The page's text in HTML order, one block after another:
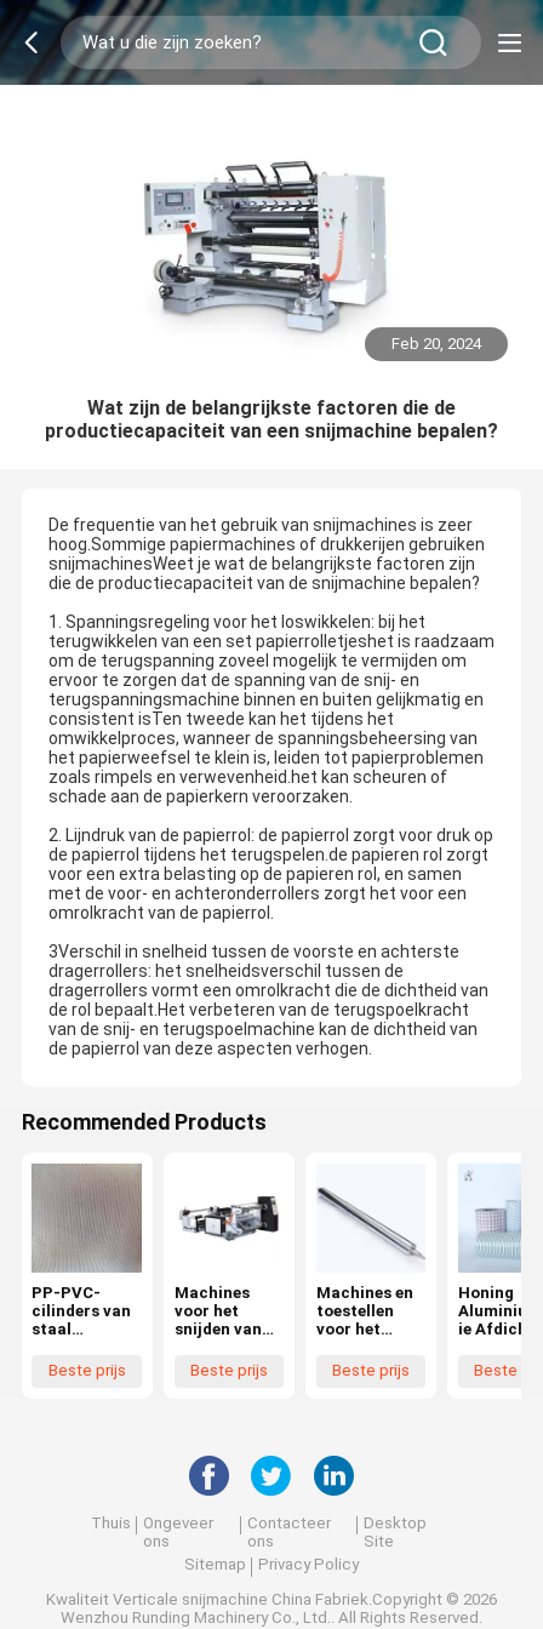
Feb 20, 2024
Wat zijn de belangrijkste factoren die de
productiecapaciteit van een snijmachine bepalen?
De frequentie van het gebruik van snijmachines is zeer
hoog.Sommige papiermachines of drukkerijen gebruiken
snijmachinesWeet je wat de belangrijkste factoren zijn
die de productiecapaciteit van de snijmachine bepalen?
1. Spanningsregeling voor het loswikkelen: bij het
terugwikkelen van een set papierrolletjeshet is raadzaam
om de terugspanning zoveel mogelijk te vermijden om
ervoor te zorgen dat de spanning van de snij- en
terugspanningsmachine binnen en buiten gelijkmatig en
consistent isTen tweede kan het tijdens het
omwikkelproces, wanneer de spanningsbeheersing van
het papierweefsel te klein is, leiden tot papierproblemen
zoals rimpels en verwevenheid.het kan scheuren of
schade aan de papierkern veroorzaken.
2. Lijndruk van de papierrol: de papierrol zorgt voor druk op
de papierrol tijdens het terugspelen.de papieren rol zorgt
voor een extra belasting op de papieren rol, en samen
met de voor- en achteronderrollers zorgt het voor een
omrolkracht van de papierrol.
3Verschil in snelheid tussen de voorste en achterste
dragerrollers: het snelheidsverschil tussen de
dragerrollers vormt een omrolkracht die de dichtheid van
de rol bepaalt.Het verbeteren van de terugspoelkracht
van de snij- en terugspoelmachine kan de dichtheid van
de papierrol van deze aspecten verhogen.
Recommended Products
PP-PVC-
cilinders van
staal
aniloxrol
rodillo anilox
Beste prijs
Machines
voor het
snijden van
papier, met
een breedte
Beste prijs
Machines en
toestellen
voor het
verpakken
eringen, van
aluminiumleg
eringen, van
eringen, van
coatingmachi
nes
Beste prijs
Honing
ie
Beste
Thuis
Ongeveer
ons
Contacteer
ons
Desktop
Site
Sitemap
Privacy Policy
Kwaliteit Verticale snijmachine China Fabriek.Copyright © 2026
Wenzhou Runding Machinery Co., Ltd.. All Rights Reserved.